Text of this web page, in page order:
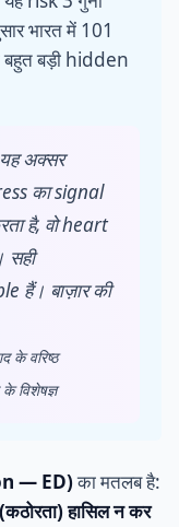
भारत में 101
बड़ी hidden
अक्सर
का signal
है, वो heart
सही
हैं। बाज़ार की
के वरिष्ठ
विशेषज्ञ
— ED)का मतलब है:
(कठोरता) हासिल न कर